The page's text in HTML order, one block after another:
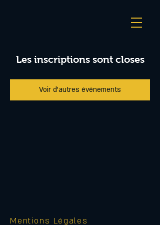
Les inscriptions sont closes
Voir d'autres événements
Mentions Légales